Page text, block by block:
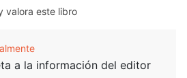
valora este libro
a la información del editor